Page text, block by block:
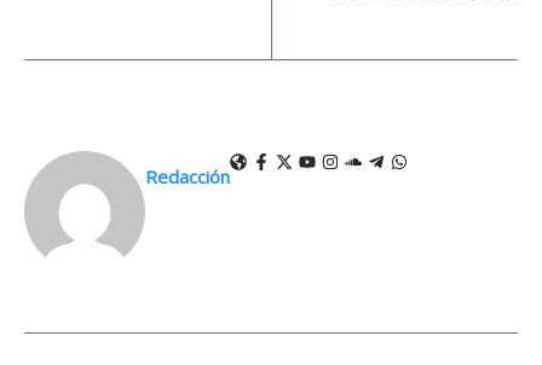
Redacción